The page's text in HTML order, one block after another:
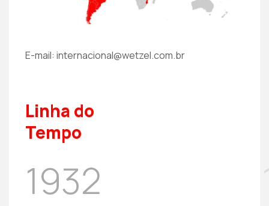
E-mail: internacional@wetzel.com.br
Linha do
Tempo
1932